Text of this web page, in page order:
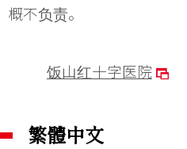
概不负责。
饭山红十字医院
繁體中文